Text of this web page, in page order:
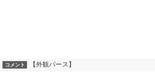
コメント 【外観パース】